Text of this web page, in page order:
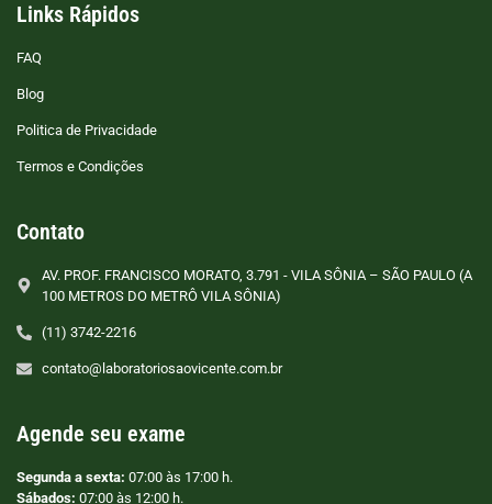
Links Rápidos
FAQ
Blog
Politica de Privacidade
Termos e Condições
Contato
AV. PROF. FRANCISCO MORATO, 3.791 - VILA SÔNIA – SÃO PAULO (A
100 METROS DO METRÔ VILA SÔNIA)
(11) 3742-2216
contato@laboratoriosaovicente.com.br
Agende seu exame
Segunda a sexta: 07:00 às 17:00 h.
Sábados: 07:00 às 12:00 h.